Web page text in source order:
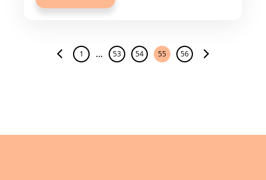
1 ... 53 54 55 56